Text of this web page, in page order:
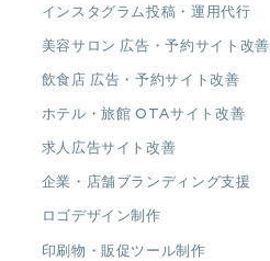
インスタグラム投稿・運用代行
美容サロン 広告・予約サイト改善
飲食店 広告・予約サイト改善
ホテル・旅館 OTAサイト改善
求人広告サイト改善
企業・店舗ブランディング支援
ロゴデザイン制作
印刷物・販促ツール制作